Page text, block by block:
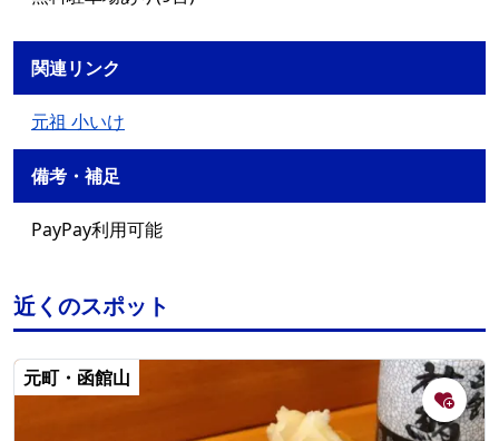
関連リンク
元祖 小いけ
備考・補足
PayPay利用可能
近くのスポット
元町・函館山